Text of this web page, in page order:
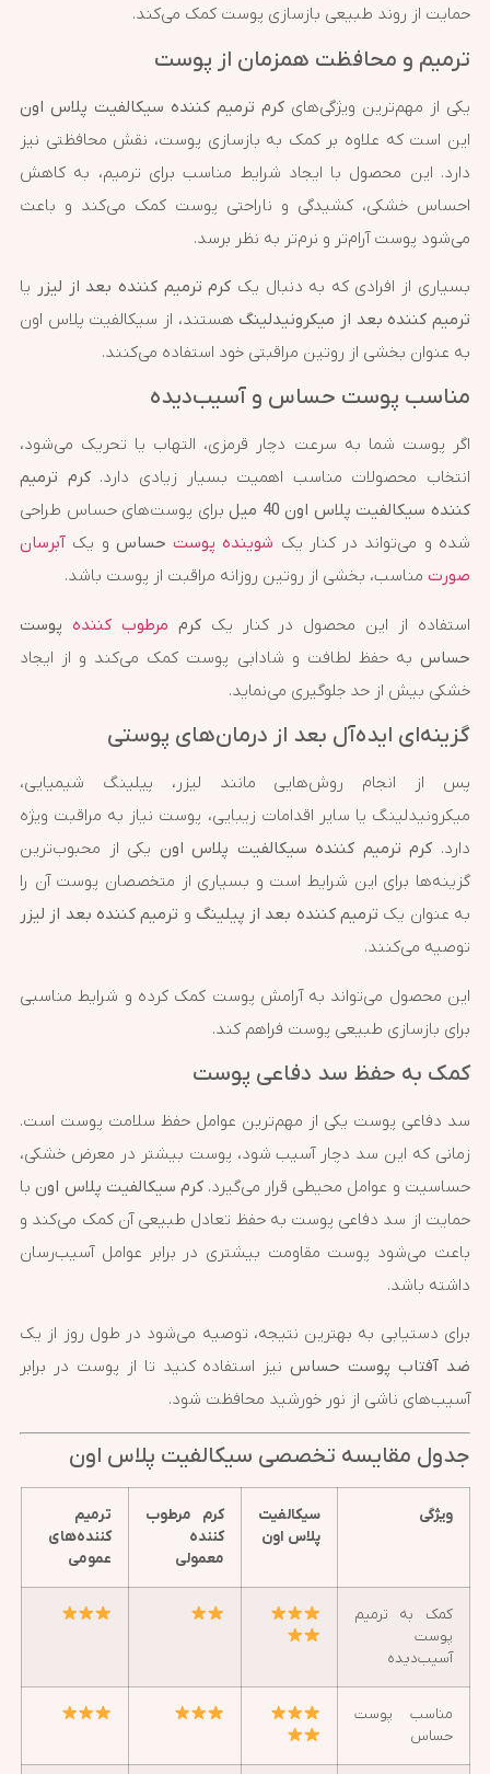
حمایت از روند طبیعی بازسازی پوست کمک می‌کند.
ترمیم و محافظت همزمان از پوست
یکی از مهم‌ترین ویژگی‌هایکرم ترمیم کننده سیکالفیت پلاس اون
این است که علاوه بر کمک به بازسازی پوست، نقش محافظتی نیز
دارد. این محصول با ایجاد شرایط مناسب برای ترمیم، به کاهش
احساس خشکی، کشیدگی و ناراحتی پوست کمک می‌کند و باعث
می‌شود پوست آرام‌تر و نرم‌تر به نظر برسد.
بسیاری از افرادی که به دنبال یک کرم ترمیم کننده بعد از لیزر یا
ترمیم کننده بعد از میکرونیدلینگ هستند، از سیکالفیت پلاس اون
به عنوان بخشی از روتین مراقبتی خود استفاده می‌کنند.
مناسب پوست حساس و آسیب‌دیده
اگر پوست شما به سرعت دچار قرمزی، التهاب یا تحریک می‌شود،
انتخاب محصولات مناسب اهمیت بسیار زیادی دارد.کرم ترمیم
کننده سیکالفیت پلاس اون 40 میل
برای پوست‌های حساس طراحی
شده و می‌تواند در کنار یک شوینده پوستحساس و یک آبرسان
صورت مناسب، بخشی از روتین روزانه مراقبت از پوست باشد.
استفاده از این محصول در کنار یککرم مرطوب کنندهپوست
حساس به حفظ لطافت و شادابی پوست کمک می‌کند و از ایجاد
خشکی بیش از حد جلوگیری می‌نماید.
گزینه‌ای ایده‌آل بعد از درمان‌های پوستی
پس از انجام روش‌هایی مانند لیزر، پیلینگ شیمیایی،
میکرونیدلینگ یا سایر اقدامات زیبایی، پوست نیاز به مراقبت ویژه
دارد. کرم ترمیم کننده سیکالفیت پلاس اون یکی از محبوب‌ترین
گزینه‌ها برای این شرایط است و بسیاری از متخصصان پوست آن را
به عنوان یک ترمیم کننده بعد از پیلینگ و ترمیم کننده بعد از لیزر
توصیه می‌کنند.
این محصول می‌تواند به آرامش پوست کمک کرده و شرایط مناسبی
برای بازسازی طبیعی پوست فراهم کند.
کمک به حفظ سد دفاعی پوست
سد دفاعی پوست یکی از مهم‌ترین عوامل حفظ سلامت پوست است.
زمانی که این سد دچار آسیب شود، پوست بیشتر در معرض خشکی،
حساسیت و عوامل محیطی قرار می‌گیرد.کرم سیکالفیت پلاس اونبا
حمایت از سد دفاعی پوست به حفظ تعادل طبیعی آن کمک می‌کند و
باعث می‌شود پوست مقاومت بیشتری در برابر عوامل آسیب‌رسان
داشته باشد.
برای دستیابی به بهترین نتیجه، توصیه می‌شود در طول روز از یک
ضد آفتاب پوست حساسنیز استفاده کنید تا از پوست در برابر
آسیب‌های ناشی از نور خورشید محافظت شود.
جدول مقایسه تخصصی سیکالفیت پلاس اون
ویژگی
سیکالفیت
پلاس اون
کرم مرطوب
کننده
معمولی
ترمیم
کننده‌های
عمومی
کمک به ترمیم
پوست
آسیب‌دیده
مناسب پوست
حساس